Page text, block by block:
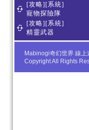
[攻略][系統]
寵物探險隊
[攻略][系統]
精靈武器
Mabinogi奇幻世界 線
Copyright All Rights